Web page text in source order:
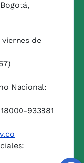
de
Nacional:
933881